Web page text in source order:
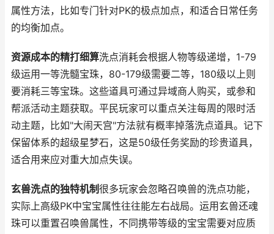
属性方法，比如专门针对PK的极点加点，和适合日常任务
的均衡加点。
资源成本的精打细算洗点消耗会根据人物等级递增，1-79
级运用一等洗髓宝珠，80-179级需要二等，180级以上则
要消耗三等宝珠。这些道具可通过异域商人购买，或参和
帮派活动主题获取。平民玩家可以重点关注每周的限时活
动主题，比如"大闹天宫"方法就有概率掉落洗点道具。记下
保留体系的超级星梦石，这是50级任务奖励的珍贵道具，
适合用来应对重大加点失误。
玄兽洗点的独特机制很多玩家会忽略召唤兽的洗点功能，
实际上高级PK中宝宝属性往往能左右战局。运用玄兽还魂
珠可以重置召唤兽属性，不同携带等级的宝宝需要对应质